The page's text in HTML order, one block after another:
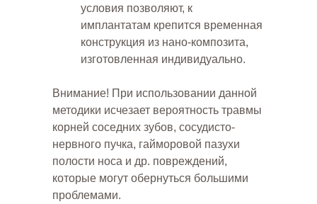
условия позволяют, к
имплантатам крепится временная
конструкция из нано-композита,
изготовленная индивидуально.
Внимание! При использовании данной
методики исчезает вероятность травмы
корней соседних зубов, сосудисто-
нервного пучка, гайморовой пазухи
полости носа и др. повреждений,
которые могут обернуться большими
проблемами.
ЧТО О НАС ГОВОРЯТ
НАШИ ДОВОЛЬНЫЕ
ПАЦИЕНТЫ ВЯНДЕКС